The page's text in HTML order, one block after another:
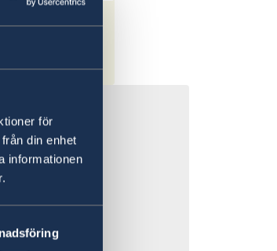
för
din enhet
informationen